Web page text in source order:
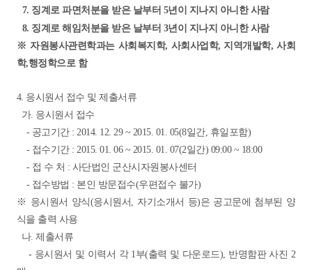
7. 징계로 파면처분을 받은 날부터 5년이 지나지 아니한 사람
8. 징계로 해임처분을 받은 날부터 3년이 지나지 아니한 사람
※ 자원봉사관련학과는 사회복지학, 사회사업학, 지역개발학, 사회
학,행정학으로 함
4. 응시원서 접수 및 제출서류
가. 응시원서 접수
- 공고기간 : 2014. 12. 29 ~ 2015. 01. 05(8일간, 휴일포함)
- 접수기간 : 2015. 01. 06 ~ 2015. 01. 07(2일간) 09:00 ~ 18:00
- 접 수 처 : 사단법인 군산시자원봉사센터
- 접수방법 : 본인 방문접수(우편접수 불가)
※ 응시원서 양식(응시원서, 자기소개서 등)은 공고문에 첨부된 양
식을 출력 사용
나. 제출서류
- 응시원서 및 이력서 각 1부(출력 및 다운로드), 반명함판 사진 2